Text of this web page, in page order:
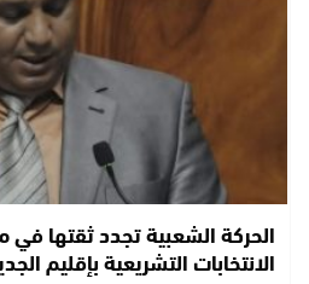
الحركة الشعبية تجدد ثقتها
الانتخابات التشريعية بإقليم